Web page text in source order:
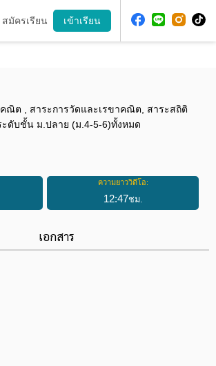
สมัครเรียน เข้าเรียน
ณิต , สาระการวัดและเรขาคณิต, สาระสถิติ
ดับชั้น ม.ปลาย (ม.4-5-6)ทั้งหมด
ความยาววิดีโอ:
12:47ชม.
เอกสาร